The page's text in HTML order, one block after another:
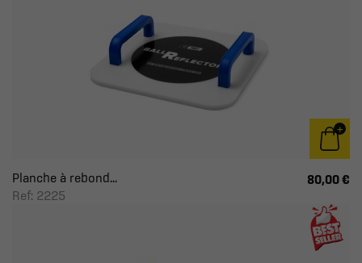
Planche à rebond...
Ref: 2225
80,00 €